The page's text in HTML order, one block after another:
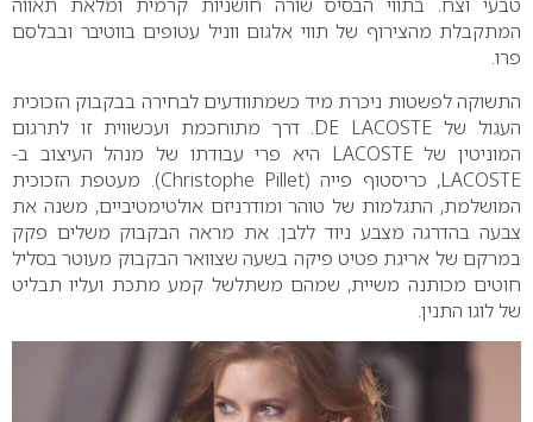
המתקבלת מהצירוף של תווי אלגום ווניל עטופים בווטיבר ובבלסם
פרו.
התשוקה לפשטות ניכרת מיד כשמתוודעים לבחירה בבקבוק הזכוכית
העגול של DE LACOSTE. דרך מתוחכמת ועכשווית זו לתרגום
המוניטין של LACOSTE היא פרי עבודתו של מנהל העיצוב ב-
LACOSTE, כריסטוף פייה (Christophe Pillet). מעטפת הזכוכית
המושלמת, התגלמות של טוהר ומודרניזם אולטימטיביים, משנה את
צבעה בהדרגה מצבע ניוד ללבן. את מראה הבקבוק משלים פקק
במרקם של אריגת פטיט פיקה בשעה שצוואר הבקבוק מעוטר בסליל
חוטים מכותנה משיית, שמהם משתלשל קמע מתכת ועליו תבליט
של לוגו התנין.